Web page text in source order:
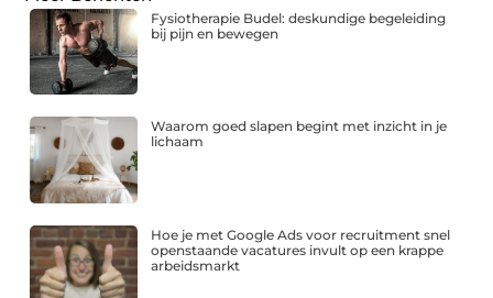
Fysiotherapie Budel: deskundige begeleiding
bij pijn en bewegen
Waarom goed slapen begint met inzicht in je
lichaam
Hoe je met Google Ads voor recruitment snel
openstaande vacatures invult op een krappe
arbeidsmarkt